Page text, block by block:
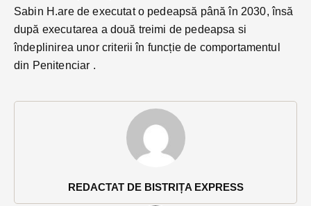
REDACTAT DE BISTRIȚA EXPRESS
Sabin H.are de executat o pedeapsă până în 2030, însă
după executarea a două treimi de pedeapsa si
îndeplinirea unor criterii în funcție de comportamentul
din Penitenciar .